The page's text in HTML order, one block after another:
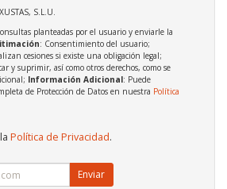
S.L.U.
planteadas por el usuario y enviarle la
: Consentimiento del usuario;
cesiones si existe una obligación legal;
y suprimir, así como otros derechos, como se
Información Adicional: Puede
de Protección de Datos en nuestra Política
Política de Privacidad.
Enviar